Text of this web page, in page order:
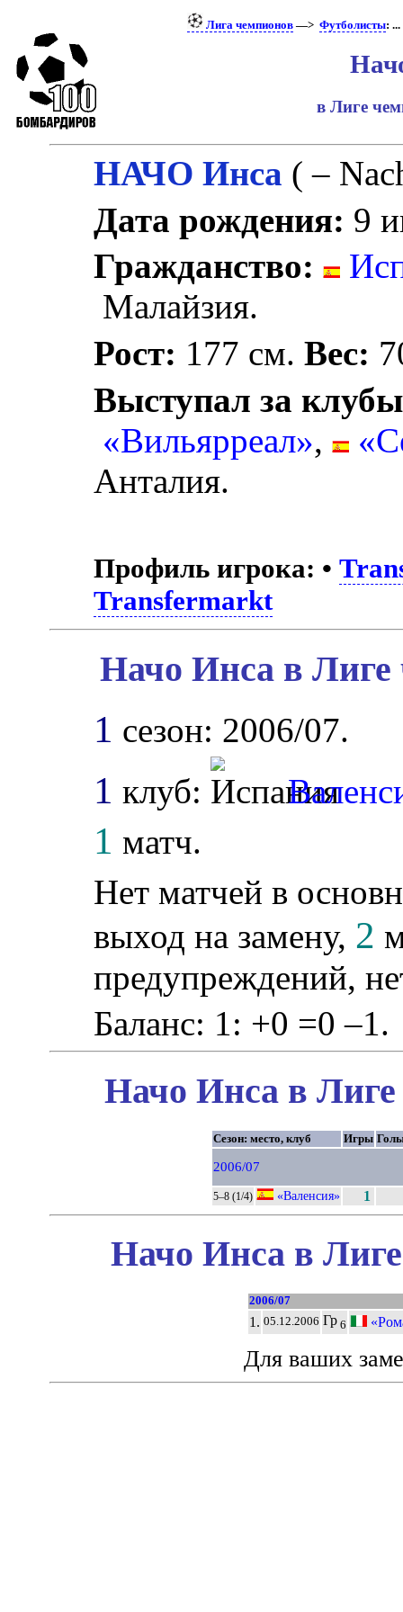
Лига чемпионов —>Футболисты:
в Лиге
НАЧО Инса ( –
Дата рождения: 9
Гражданство:
Малайзия.
Рост: 177 см.Вес:
Выступал за
«Вильярреал»,
Анталия.
Профиль игрока: •
Transfermarkt
Начо Инса в Лиге
1 сезон: 2006/07.
1 клуб:
1 матч.
Нет матчей в
выход на замену, 2
предупреждений,
Баланс: 1: +0 =0 –1.
Начо Инса в Лиге
Сезон: место, клуб Игры
2006/07
5–8 (1/4) «Валенсия» 1
Начо Инса в
2006/07
1. 05.12.2006 Гр 6
Для ваших